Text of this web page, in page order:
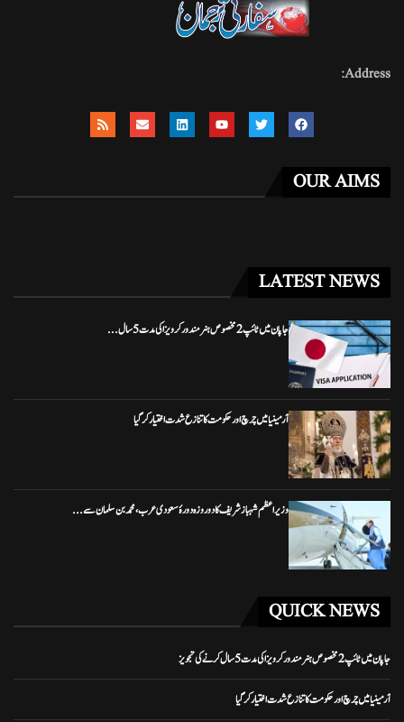
Address:
OUR AIMS
LATEST NEWS
جاپان میں ٹائپ 2 مخصوص ہنر مند ورکر ویزا کی مدت 5 سال...
آرمینیا میں چرچ اور حکومت کا تنازع شدت اختیار کر گیا
وزیراعظم شہباز شریف کا دو روزہ دورۂ سعودی عرب، محمد بن سلمان سے...
QUICK NEWS
جاپان میں ٹائپ 2 مخصوص ہنر مند ورکر ویزا کی مدت 5 سال کرنے کی تجویز
آرمینیا میں چرچ اور حکومت کا تنازع شدت اختیار کر گیا